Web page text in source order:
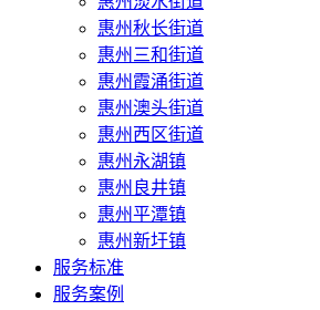
惠州秋长街道
惠州三和街道
惠州霞涌街道
惠州澳头街道
惠州西区街道
惠州永湖镇
惠州良井镇
惠州平潭镇
惠州新圩镇
服务标准
服务案例